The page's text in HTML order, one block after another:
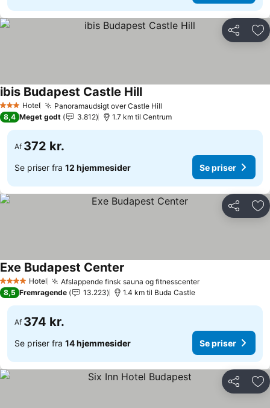
Del
3 StjernerHotel Panoramaudsigt over Castle Hill
ibis Budapest Castle Hill
8,4 Meget godt 3.812 1.7 km til Centrum
Af 372 kr.
Se priser fra 12 hjemmesider Se priser
Del
4 StjernerHotel Afslappende finsk sauna og fitnesscenter
Exe Budapest Center
8,5 Fremragende 13.223 1.4 km til Buda Castle
Af 374 kr.
Se priser fra 14 hjemmesider Se priser
Del